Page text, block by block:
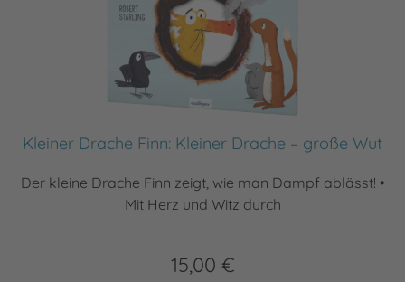
Kleiner Drache Finn: Kleiner Drache – große Wut
Der kleine Drache Finn zeigt, wie man Dampf ablässt! •
Mit Herz und Witz durch
15,00 €